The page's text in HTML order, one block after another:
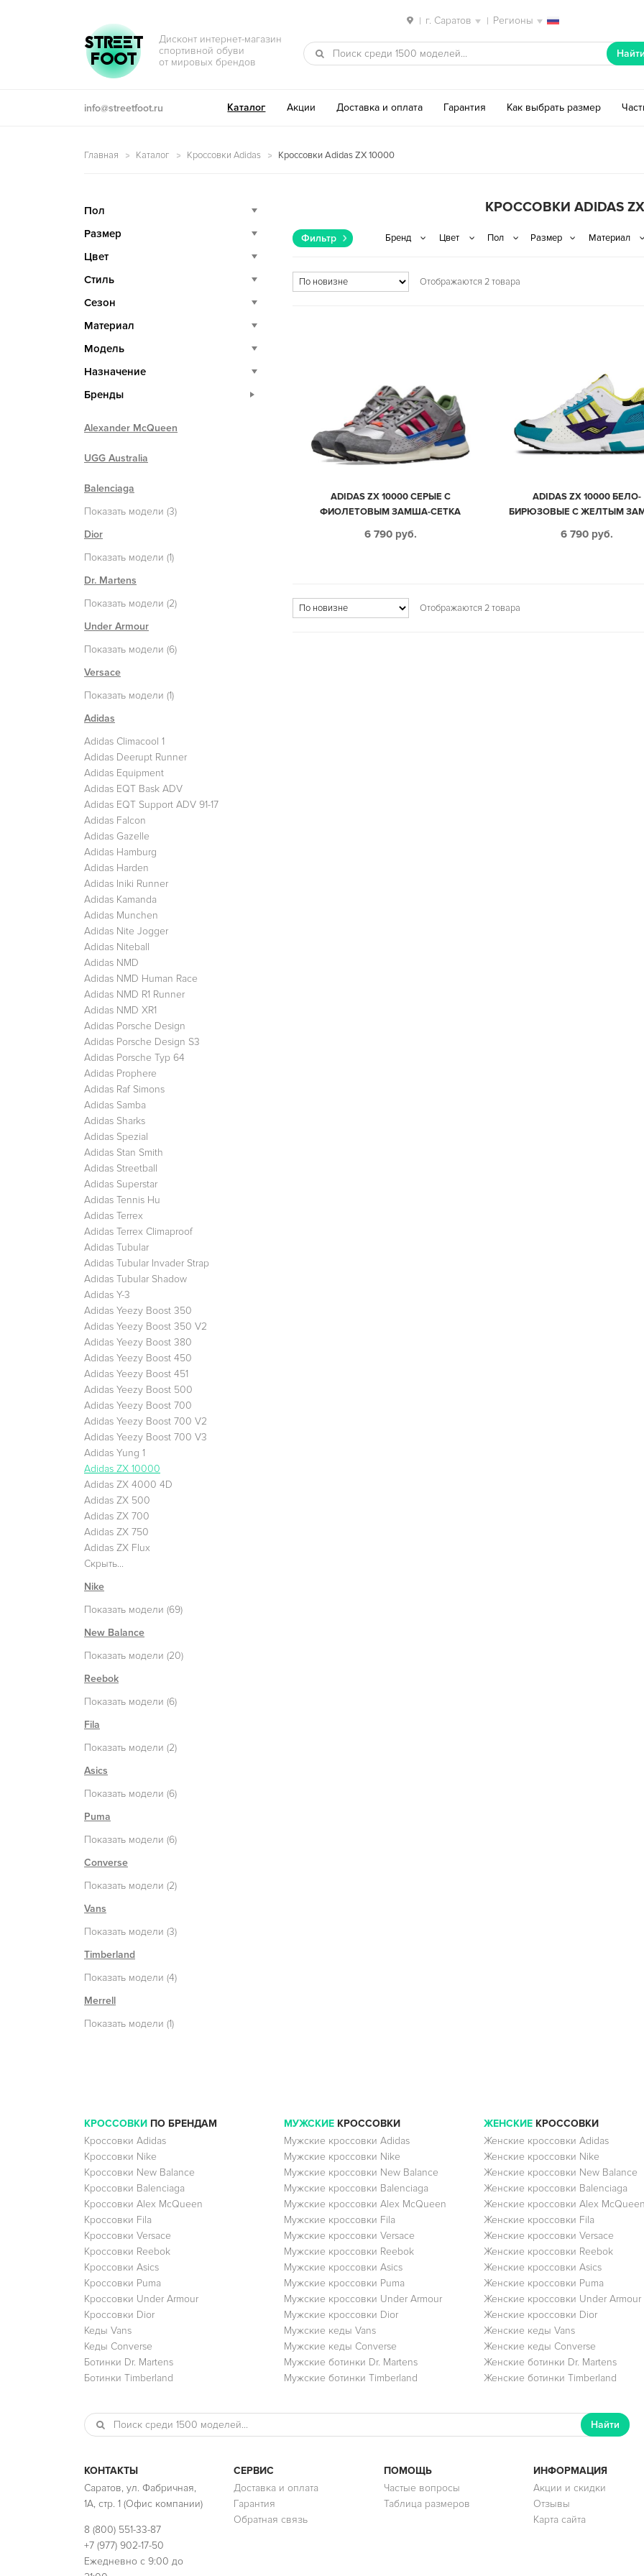
| г. Саратов | Регионы
Перейти к навигации
Перейти к содержимому
STREET
FOOT
Дисконт интернет-магазин
спортивной обуви
от мировых брендов
info@streetfoot.ru Каталог Акции Доставка и оплата Гарантия Как выбрать размер
Главная Каталог Кроссовки Adidas Кроссовки Adidas ZX 10000
КРОССОВКИ ADIDAS
Фильтр
Отображаются 2 товара
ADIDAS ZX 10000 СЕРЫЕ С
ФИОЛЕТОВЫМ ЗАМША-СЕТКА
6 790 руб.
ADIDAS ZX 10000 БЕЛО-
БИРЮЗОВЫЕ С ЖЕЛТЫМ
6 790 руб.
Отображаются 2 товара
Пол
Размер
Цвет
Стиль
Сезон
Материал
Модель
Назначение
Бренды
Alexander McQueen
UGG Australia
Balenciaga
Показать модели (3)
Dior
Показать модели (1)
Dr. Martens
Показать модели (2)
Under Armour
Показать модели (6)
Versace
Показать модели (1)
Adidas
Adidas Climacool 1
Adidas Deerupt Runner
Adidas Equipment
Adidas EQT Bask ADV
Adidas EQT Support ADV 91-17
Adidas Falcon
Adidas Gazelle
Adidas Hamburg
Adidas Harden
Adidas Iniki Runner
Adidas Kamanda
Adidas Munchen
Adidas Nite Jogger
Adidas Niteball
Adidas NMD
Adidas NMD Human Race
Adidas NMD R1 Runner
Adidas NMD XR1
Adidas Porsche Design
Adidas Porsche Design S3
Adidas Porsche Typ 64
Adidas Prophere
Adidas Raf Simons
Adidas Samba
Adidas Sharks
Adidas Spezial
Adidas Stan Smith
Adidas Streetball
Adidas Superstar
Adidas Tennis Hu
Adidas Terrex
Adidas Terrex Climaproof
Adidas Tubular
Adidas Tubular Invader Strap
Adidas Tubular Shadow
Adidas Y-3
Adidas Yeezy Boost 350
Adidas Yeezy Boost 350 V2
Adidas Yeezy Boost 380
Adidas Yeezy Boost 450
Adidas Yeezy Boost 451
Adidas Yeezy Boost 500
Adidas Yeezy Boost 700
Adidas Yeezy Boost 700 V2
Adidas Yeezy Boost 700 V3
Adidas Yung 1
Adidas ZX 10000
Adidas ZX 4000 4D
Adidas ZX 500
Adidas ZX 700
Adidas ZX 750
Adidas ZX Flux
Скрыть...
Nike
Показать модели (69)
New Balance
Показать модели (20)
Reebok
Показать модели (6)
Fila
Показать модели (2)
Asics
Показать модели (6)
Puma
Показать модели (6)
Converse
Показать модели (2)
Vans
Показать модели (3)
Timberland
Показать модели (4)
Merrell
Показать модели (1)
КРОССОВКИ ПО БРЕНДАМ
Кроссовки Adidas
Кроссовки Nike
Кроссовки New Balance
Кроссовки Balenciaga
Кроссовки Alex McQueen
Кроссовки Fila
Кроссовки Versace
Кроссовки Reebok
Кроссовки Asics
Кроссовки Puma
Кроссовки Under Armour
Кроссовки Dior
Кеды Vans
Кеды Converse
Ботинки Dr. Martens
Ботинки Timberland
МУЖСКИЕКРОССОВКИ
Мужские кроссовки Adidas
Мужские кроссовки Nike
Мужские кроссовки New Balance
Мужские кроссовки Balenciaga
Мужские кроссовки Alex McQueen
Мужские кроссовки Fila
Мужские кроссовки Versace
Мужские кроссовки Reebok
Мужские кроссовки Asics
Мужские кроссовки Puma
Мужские кроссовки Under Armour
Мужские кроссовки Dior
Мужские кеды Vans
Мужские кеды Converse
Мужские ботинки Dr. Martens
Мужские ботинки Timberland
ЖЕНСКИЕКРОССОВКИ
Женские кроссовки Adidas
Женские кроссовки Nike
Женские кроссовки New Balance
Женские кроссовки Balenciaga
Женские кроссовки Alex
Женские кроссовки Fila
Женские кроссовки Versace
Женские кроссовки Reebok
Женские кроссовки Asics
Женские кроссовки Puma
Женские кроссовки Under Armour
Женские кроссовки Dior
Женские кеды Vans
Женские кеды Converse
Женские ботинки Dr. Martens
Женские ботинки Timberland
Найти
КОНТАКТЫ
Саратов, ул. Фабричная,
1А, стр. 1 (Офис компании)
8 (800) 551-33-87
+7 (977) 902-17-50
Ежедневно с 9:00 до
СЕРВИС
Доставка и оплата
Гарантия
Обратная связь
ПОМОЩЬ
Частые вопросы
Таблица размеров
ИНФОРМАЦИЯ
Акции и скидки
Отзывы
Карта сайта